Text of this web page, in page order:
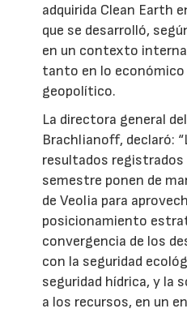
adquirida Clean Earth
que se desarrolló,
en un contexto
tanto en lo económico
geopolítico.
La directora general
Brachlianoff, declaró:
resultados registrados
semestre ponen de
de Veolia para
posicionamiento
convergencia de los
con la seguridad
seguridad hídrica, y la
a los recursos, en un